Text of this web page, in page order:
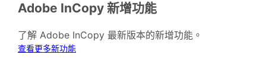
Adobe InCopy 新增功能
了解 Adobe InCopy 最新版本的新增功能。
查看更多新功能